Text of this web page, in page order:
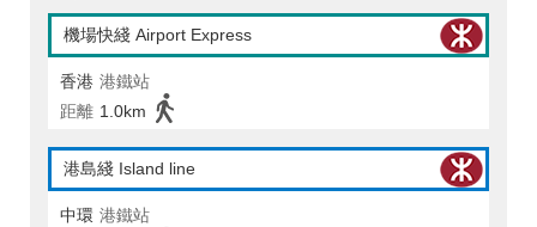
機場快綫 Airport Express
香港 港鐵站
距離 1.0km
港島綫 Island line
中環 港鐵站